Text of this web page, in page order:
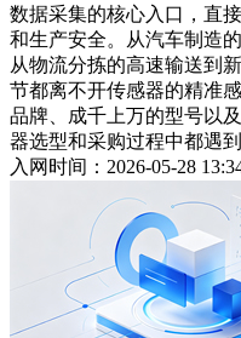
数据采集的核心入口，直
和生产安全。从汽车制造
从物流分拣的高速输送到
节都离不开传感器的精准
品牌、成千上万的型号以
器选型和采购过程中都遇
入网时间：2026-05-28